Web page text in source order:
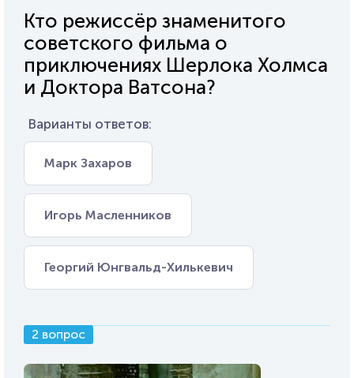
Кто режиссёр знаменитого
советского фильма о
приключениях Шерлока Холмса
и Доктора Ватсона?
Варианты ответов:
Марк Захаров
Игорь Масленников
Георгий Юнгвальд-Хилькевич
2 вопрос